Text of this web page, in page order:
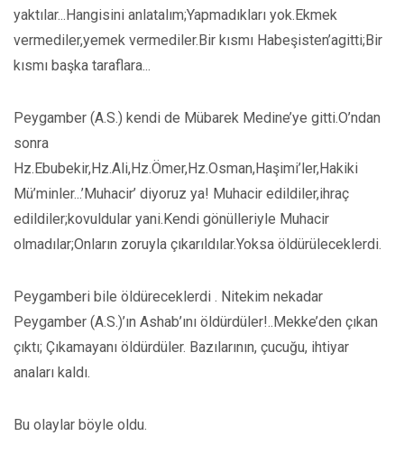
yaktılar...Hangisini anlatalım;Yapmadıkları yok.Ekmek
vermediler,yemek vermediler.Bir kısmı Habeşisten’agitti;Bir
kısmı başka taraflara...
Peygamber (A.S.) kendi de Mübarek Medine’ye gitti.O’ndan
sonra
Hz.Ebubekir,Hz.Ali,Hz.Ömer,Hz.Osman,Haşimi’ler,Hakiki
Mü’minler...’Muhacir’ diyoruz ya! Muhacir edildiler,ihraç
edildiler;kovuldular yani.Kendi gönülleriyle Muhacir
olmadılar;Onların zoruyla çıkarıldılar.Yoksa öldürüleceklerdi.
Peygamberi bile öldüreceklerdi . Nitekim nekadar
Peygamber (A.S.)’ın Ashab’ını öldürdüler!..Mekke’den çıkan
çıktı; Çıkamayanı öldürdüler. Bazılarının, çucuğu, ihtiyar
anaları kaldı.
Bu olaylar böyle oldu.